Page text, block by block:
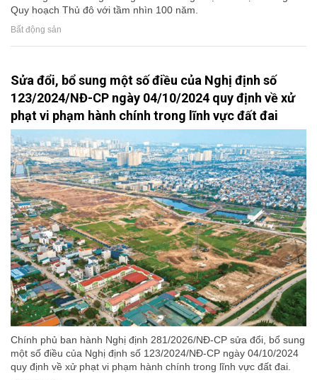
Quy hoạch Thủ đô với tầm nhìn 100 năm.
Bất động sản
Sửa đổi, bổ sung một số điều của Nghị định số
123/2024/NĐ-CP ngày 04/10/2024 quy định về xử
phạt vi phạm hành chính trong lĩnh vực đất đai
Chính phủ ban hành Nghị định 281/2026/NĐ-CP sửa đổi, bổ sung
một số điều của Nghị định số 123/2024/NĐ-CP ngày 04/10/2024
quy định về xử phạt vi phạm hành chính trong lĩnh vực đất đai.